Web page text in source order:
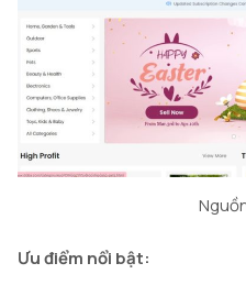
Ưu điểm nổi bật: